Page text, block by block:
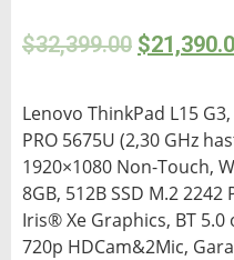
$32,399.00 $
Lenovo ThinkPad L15
PRO 5675U (2,30 GHz
1920×1080 Non-Touch,
8GB, 512B SSD M.2
Iris® Xe Graphics, BT 5.0
720p HDCam&2Mic,